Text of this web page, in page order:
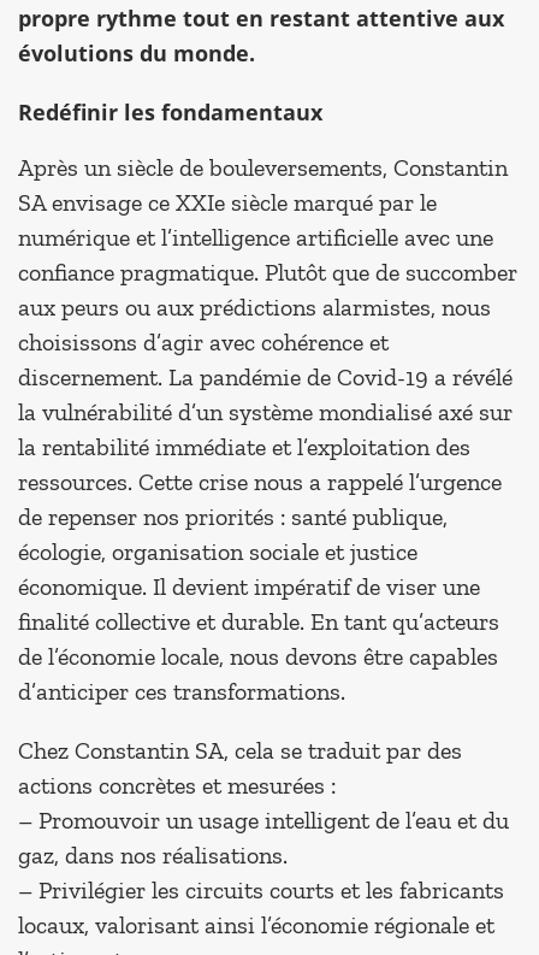
propre rythme tout en restant attentive aux
évolutions du monde.
Redéfinir les fondamentaux
Après un siècle de bouleversements, Constantin
SA envisage ce XXIe siècle marqué par le
numérique et l’intelligence artificielle avec une
confiance pragmatique. Plutôt que de succomber
aux peurs ou aux prédictions alarmistes, nous
choisissons d’agir avec cohérence et
discernement. La pandémie de Covid-19 a révélé
la vulnérabilité d’un système mondialisé axé sur
la rentabilité immédiate et l’exploitation des
ressources. Cette crise nous a rappelé l’urgence
de repenser nos priorités : santé publique,
écologie, organisation sociale et justice
économique. Il devient impératif de viser une
finalité collective et durable. En tant qu’acteurs
de l’économie locale, nous devons être capables
d’anticiper ces transformations.
Chez Constantin SA, cela se traduit par des
actions concrètes et mesurées :
– Promouvoir un usage intelligent de l’eau et du
gaz, dans nos réalisations.
– Privilégier les circuits courts et les fabricants
locaux, valorisant ainsi l’économie régionale et